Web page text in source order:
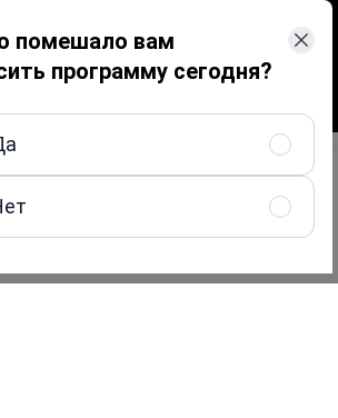
по установке брекет-системы в Бразилии
предложение бесплатно
помешало вам
программу сегодня?